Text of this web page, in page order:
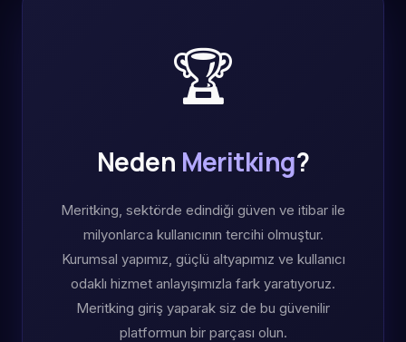
🏆
Neden Meritking?
Meritking, sektörde edindiği güven ve itibar ile
milyonlarca kullanıcının tercihi olmuştur.
Kurumsal yapımız, güçlü altyapımız ve kullanıcı
odaklı hizmet anlayışımızla fark yaratıyoruz.
Meritking giriş yaparak siz de bu güvenilir
platformun bir parçası olun.